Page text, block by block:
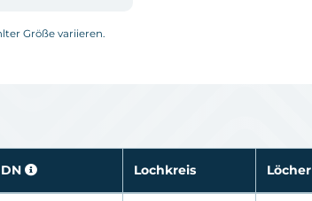
Größe variieren.
DN Lochkreis Löcher